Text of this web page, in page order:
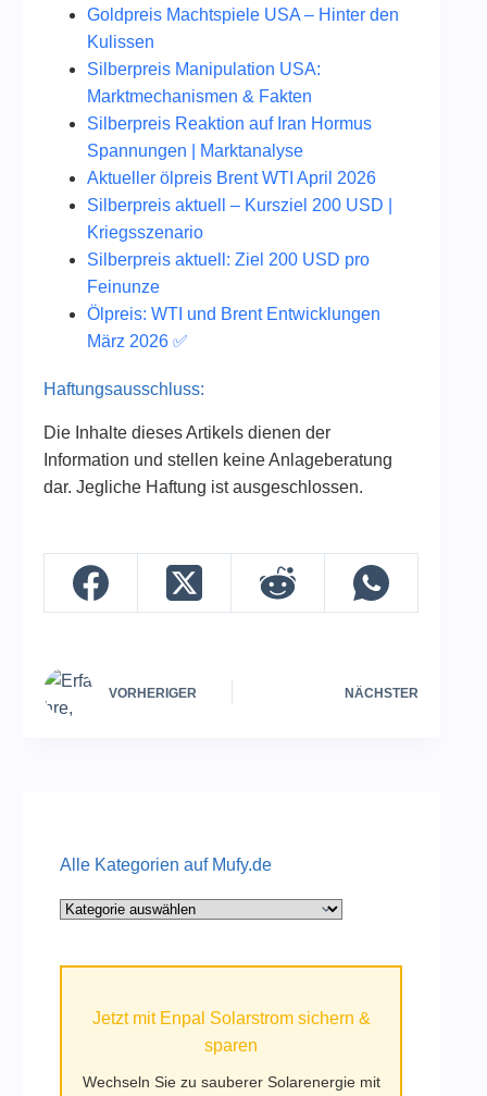
Goldpreis Machtspiele USA – Hinter den
Kulissen
Silberpreis Manipulation USA:
Marktmechanismen & Fakten
Silberpreis Reaktion auf Iran Hormus
Spannungen | Marktanalyse
Aktueller ölpreis Brent WTI April 2026
Silberpreis aktuell – Kursziel 200 USD |
Kriegsszenario
Silberpreis aktuell: Ziel 200 USD pro
Feinunze
Ölpreis: WTI und Brent Entwicklungen
März 2026 ✅
Haftungsausschluss:
Die Inhalte dieses Artikels dienen der
Information und stellen keine Anlageberatung
dar. Jegliche Haftung ist ausgeschlossen.
VORHERIGER NÄCHSTER
Alle Kategorien auf Mufy.de
Alle
Jetzt mit Enpal Solarstrom sichern &
sparen
Wechseln Sie zu sauberer Solarenergie mit